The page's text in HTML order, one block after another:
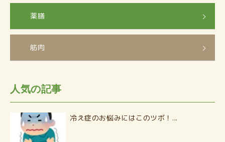
薬膳
筋肉
人気の記事
冷え症のお悩みにはこのツボ！...